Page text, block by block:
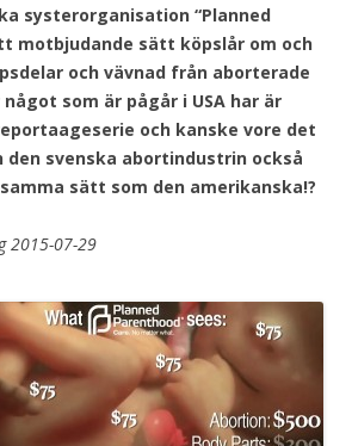
systerorganisation “Planned
motbjudande sätt köpslår om och
och vävnad från aborterade
som är pågår i USA har är
och kanske vore det
den svenska abortindustrin också
sätt som den amerikanska!?
2015-07-29